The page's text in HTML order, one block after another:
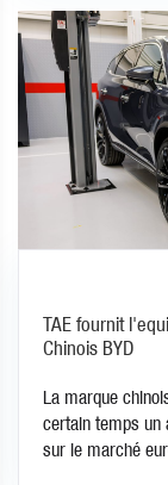
TAE fournit
Chinois BYD
La marque
certain temps un
sur le marché